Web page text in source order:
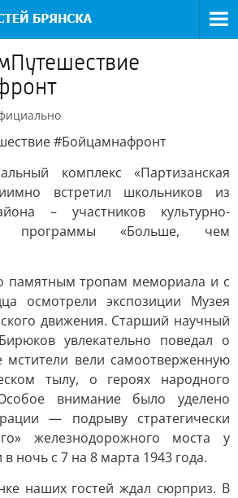
#Бойцамнафронт
комплекс «Партизанская
встретил школьников из
– участников культурно-
программы «Больше, чем
памятным тропам мемориала и с
осмотрели экспозиции Музея
движения. Старший научный
увлекательно поведал о
мстители вели самоотверженную
тылу, о героях народного
внимание было уделено
— подрыву стратегически
железнодорожного моста у
ночь с 7 на 8 марта 1943 года.
наших гостей ждал сюрприз. В